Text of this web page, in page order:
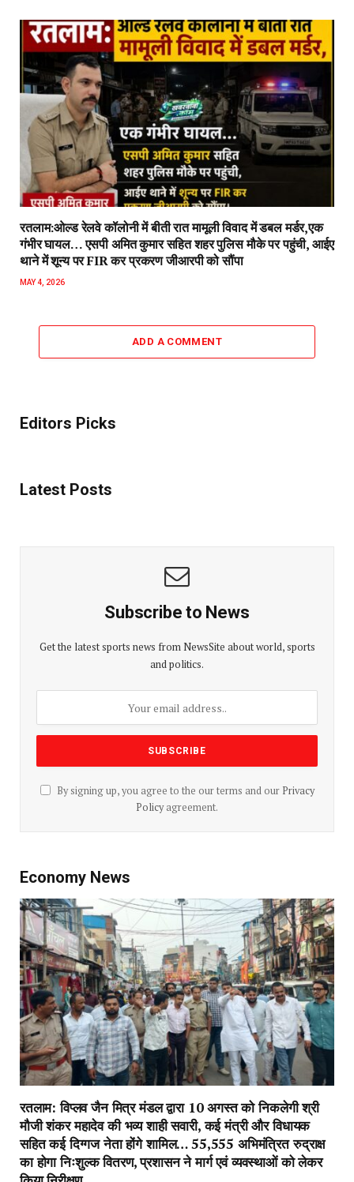
रतलाम:ओल्ड रेलवे कॉलोनी में बीती रात मामूली विवाद में डबल मर्डर,एक
गंभीर घायल… एसपी अमित कुमार सहित शहर पुलिस मौके पर पहुंची, आईए
थाने में शून्य पर FIR कर प्रकरण जीआरपी को सौंपा
MAY 4, 2026
ADD A COMMENT
Editors Picks
Latest Posts
Subscribe to News
Get the latest sports news from NewsSite about world, sports
and politics.
By signing up, you agree to the our terms and our Privacy
Policyagreement.
Economy News
रतलाम: विप्लव जैन मित्र मंडल द्वारा 10 अगस्त को निकलेगी श्री
मौजी शंकर महादेव की भव्य शाही सवारी, कई मंत्री और विधायक
सहित कई दिग्गज नेता होंगे शामिल… 55,555 अभिमंत्रित रुद्राक्ष
का होगा निःशुल्क वितरण, प्रशासन ने मार्ग एवं व्यवस्थाओं को लेकर